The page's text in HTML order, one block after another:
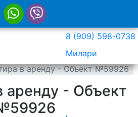
8 (909) 598-0738
Милари
в аренду - Объект №59926
аренду - Объект